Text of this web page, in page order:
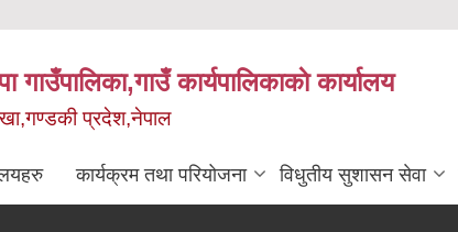
गाउँपालिका,गाउँ कार्यपालिकाकाे कार्यालय
प्रदेश,नेपाल
कार्यक्रम तथा परियोजना विधुतीय सुशासन सेवा